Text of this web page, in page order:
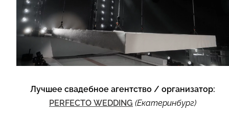
Лучшее свадебное агентство / организатор:
PERFECTO WEDDING (Екатеринбург)